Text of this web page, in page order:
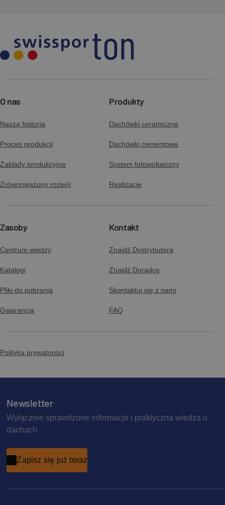
O nas
Nasza historia
Proces produkcji
Zakłady produkcyjne
Zrównoważony rozwój
Produkty
Dachówki ceramiczne
Dachówki cementowe
System fotowoltaiczny
Realizacje
Zasoby
Centrum wiedzy
Katalogi
Pliki do pobrania
Gwarancja
Kontakt
Znajdź Dystrybutora
Znajdź Doradcę
Skontaktuj się z nami
FAQ
Polityka prywatności
Newsletter
Wyłącznie sprawdzone informacje i praktyczna wiedza o
dachach
Zapisz się już teraz